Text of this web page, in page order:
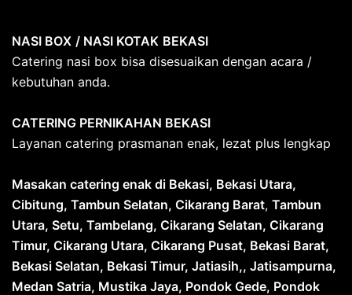
NASI BOX / NASI KOTAK BEKASI
Catering nasi box bisa disesuaikan dengan acara /
kebutuhan anda.
CATERING PERNIKAHAN BEKASI
Layanan catering prasmanan enak, lezat plus lengkap
Masakan catering enak di Bekasi, Bekasi Utara,
Cibitung, Tambun Selatan, Cikarang Barat, Tambun
Utara, Setu, Tambelang, Cikarang Selatan, Cikarang
Timur, Cikarang Utara, Cikarang Pusat, Bekasi Barat,
Bekasi Selatan, Bekasi Timur, Jatiasih,, Jatisampurna,
Medan Satria, Mustika Jaya, Pondok Gede, Pondok